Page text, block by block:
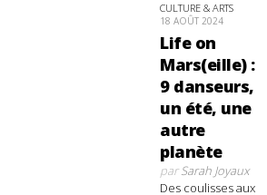
CULTURE & ARTS
18 AOÛT 2024
Life on
Mars(eille) :
9 danseurs,
un été, une
autre
planète
parSarah Joyaux
Des coulisses aux